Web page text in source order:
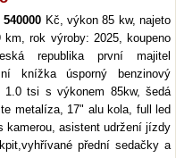
540000 Kč, výkon 85 kw, najeto
km, rok výroby: 2025, koupeno
republika první majitel
knížka úsporný benzinový
1.0 tsi s výkonem 85kw, šedá
metalíza, 17" alu kola, full led
kamerou, asistent udržení jízdy
přední sedačky a